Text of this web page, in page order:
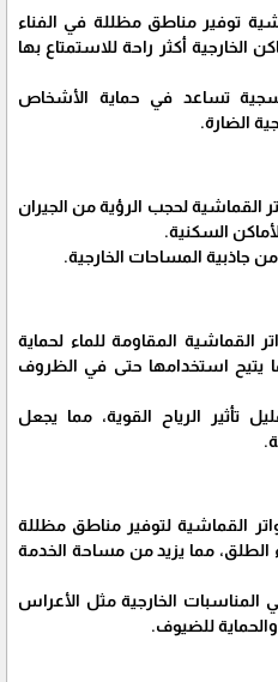
توفير مناطق مظللة في الفناء
الخارجية أكثر راحة للاستمتاع بها
تساعد في حماية الأشخاص
الضارة.
القماشية لحجب الرؤية من الجيران
السكنية.
جاذبية المساحات الخارجية.
القماشية المقاومة للماء لحماية
يتيح استخدامها حتى في الظروف
تأثير الرياح القوية، مما يجعل
القماشية لتوفير مناطق مظللة
الطلق، مما يزيد من مساحة الخدمة
المناسبات الخارجية مثل الأعراس
للضيوف.